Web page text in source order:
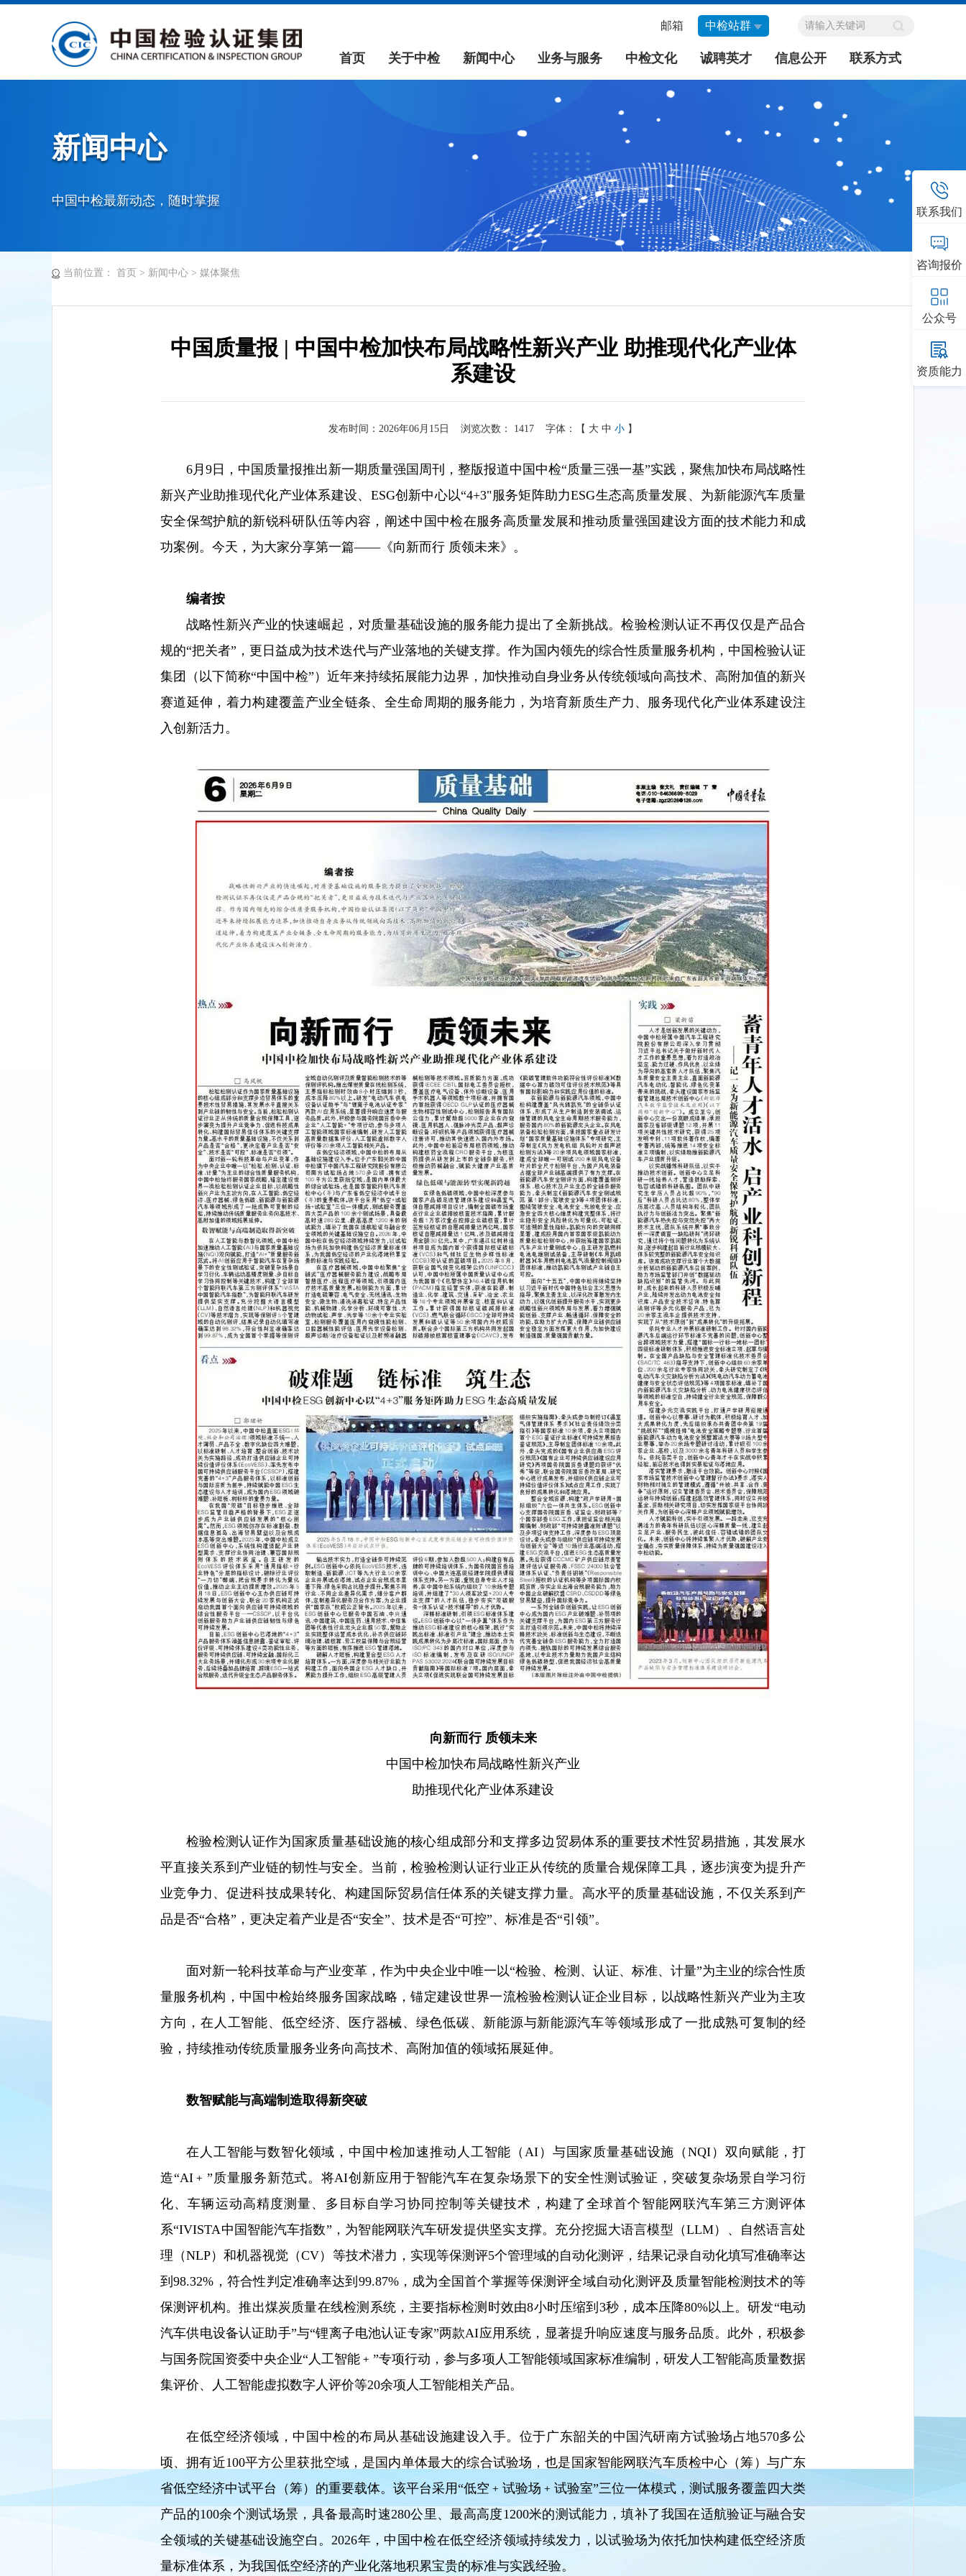
中检站群
邮箱
首页 关于中检 新闻中心 业务与服务 中检文化 诚聘英才 信息公开 联系方式
新闻中心
中国中检最新动态，随时掌握
当前位置： 首页 > 新闻中心 > 媒体聚焦
中国质量报 | 中国中检加快布局战略性新兴产业 助推现代化产业体
系建设
发布时间：2026年06月15日 浏览次数： 1417 字体：【 大 中 小 】
6月9日，中国质量报推出新一期质量强国周刊，整版报道中国中检“质量三强一基”实践，聚焦加快布局战略性
新兴产业助推现代化产业体系建设、ESG创新中心以“4+3"服务矩阵助力ESG生态高质量发展、为新能源汽车质量
安全保驾护航的新锐科研队伍等内容，阐述中国中检在服务高质量发展和推动质量强国建设方面的技术能力和成
功案例。今天，为大家分享第一篇——《向新而行 质领未来》。
编者按
战略性新兴产业的快速崛起，对质量基础设施的服务能力提出了全新挑战。检验检测认证不再仅仅是产品合
规的“把关者”，更日益成为技术迭代与产业落地的关键支撑。作为国内领先的综合性质量服务机构，中国检验认证
集团（以下简称“中国中检”）近年来持续拓展能力边界，加快推动自身业务从传统领域向高技术、高附加值的新兴
赛道延伸，着力构建覆盖产业全链条、全生命周期的服务能力，为培育新质生产力、服务现代化产业体系建设注
入创新活力。
向新而行 质领未来
中国中检加快布局战略性新兴产业
助推现代化产业体系建设
检验检测认证作为国家质量基础设施的核心组成部分和支撑多边贸易体系的重要技术性贸易措施，其发展水
平直接关系到产业链的韧性与安全。当前，检验检测认证行业正从传统的质量合规保障工具，逐步演变为提升产
业竞争力、促进科技成果转化、构建国际贸易信任体系的关键支撑力量。高水平的质量基础设施，不仅关系到产
品是否“合格”，更决定着产业是否“安全”、技术是否“可控”、标准是否“引领”。
面对新一轮科技革命与产业变革，作为中央企业中唯一以“检验、检测、认证、标准、计量”为主业的综合性质
量服务机构，中国中检始终服务国家战略，锚定建设世界一流检验检测认证企业目标，以战略性新兴产业为主攻
方向，在人工智能、低空经济、医疗器械、绿色低碳、新能源与新能源汽车等领域形成了一批成熟可复制的经
验，持续推动传统质量服务业务向高技术、高附加值的领域拓展延伸。
数智赋能与高端制造取得新突破
在人工智能与数智化领域，中国中检加速推动人工智能（AI）与国家质量基础设施（NQI）双向赋能，打
造“AI﹢”质量服务新范式。将AI创新应用于智能汽车在复杂场景下的安全性测试验证，突破复杂场景自学习衍
化、车辆运动高精度测量、多目标自学习协同控制等关键技术，构建了全球首个智能网联汽车第三方测评体
系“IVISTA中国智能汽车指数”，为智能网联汽车研发提供坚实支撑。充分挖掘大语言模型（LLM）、自然语言处
理（NLP）和机器视觉（CV）等技术潜力，实现等保测评5个管理域的自动化测评，结果记录自动化填写准确率达
到98.32%，符合性判定准确率达到99.87%，成为全国首个掌握等保测评全域自动化测评及质量智能检测技术的等
保测评机构。推出煤炭质量在线检测系统，主要指标检测时效由8小时压缩到3秒，成本压降80%以上。研发“电动
汽车供电设备认证助手”与“锂离子电池认证专家”两款AI应用系统，显著提升响应速度与服务品质。此外，积极参
与国务院国资委中央企业“人工智能﹢”专项行动，参与多项人工智能领域国家标准编制，研发人工智能高质量数据
集评价、人工智能虚拟数字人评价等20余项人工智能相关产品。
在低空经济领域，中国中检的布局从基础设施建设入手。位于广东韶关的中国汽研南方试验场占地570多公
顷、拥有近100平方公里获批空域，是国内单体最大的综合试验场，也是国家智能网联汽车质检中心（筹）与广东
省低空经济中试平台（筹）的重要载体。该平台采用“低空﹢试验场﹢试验室”三位一体模式，测试服务覆盖四大类
产品的100余个测试场景，具备最高时速280公里、最高高度1200米的测试能力，填补了我国在适航验证与融合安
全领域的关键基础设施空白。2026年，中国中检在低空经济领域持续发力，以试验场为依托加快构建低空经济质
量标准体系，为我国低空经济的产业化落地积累宝贵的标准与实践经验。
联系我们
咨询报价
公众号
资质能力